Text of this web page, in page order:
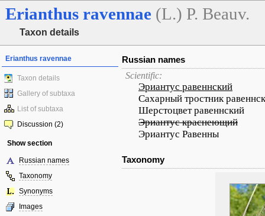
Erianthus ravennae (L.) P. Beauv.
Taxon details
Erianthus ravennae
Taxon details
Gallery of subtaxa
List of subtaxa
Discussion (2)
Show section
Russian names
Taxonomy
Synonyms
Images
Russian names
Scientific:
Эриантус равеннский
Сахарный тростник
Шерстоцвет равеннский
Эриантус краснеющий
Эриантус Равенны
Taxonomy